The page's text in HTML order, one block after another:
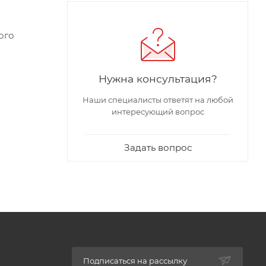
Нужна консультация?
Наши специалисты ответят на любой
интересующий вопрос
Задать вопрос
Подписаться на рассылку